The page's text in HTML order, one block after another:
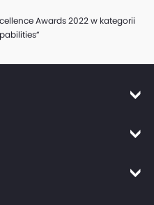
Awards 2022 w kategorii